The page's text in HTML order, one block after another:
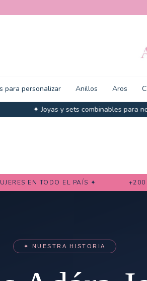
✦ Joyas y sets combinables para no perder
para personalizar Anillos Aros
EN TODO EL PAÍS ✦ +200
✦ NUESTRA HISTORIA